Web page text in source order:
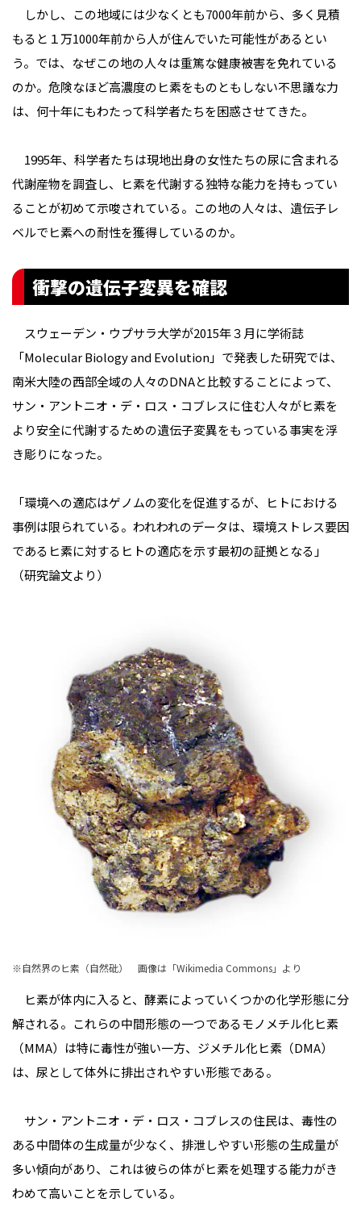
しかし、この地域には少なくとも7000年前から、多く見積
もると１万1000年前から人が住んでいた可能性があるとい
う。では、なぜこの地の人々は重篤な健康被害を免れている
のか。危険なほど高濃度のヒ素をものともしない不思議な力
は、何十年にもわたって科学者たちを困惑させてきた。
1995年、科学者たちは現地出身の女性たちの尿に含まれる
代謝産物を調査し、ヒ素を代謝する独特な能力を持もってい
ることが初めて示唆されている。この地の人々は、遺伝子レ
ベルでヒ素への耐性を獲得しているのか。
衝撃の遺伝子変異を確認
スウェーデン・ウプサラ大学が2015年３月に学術誌
「Molecular Biology and Evolution」で発表した研究では、
南米大陸の西部全域の人々のDNAと比較することによって、
サン・アントニオ・デ・ロス・コブレスに住む人々がヒ素を
より安全に代謝するための遺伝子変異をもっている事実を浮
き彫りになった。
「環境への適応はゲノムの変化を促進するが、ヒトにおける
事例は限られている。われわれのデータは、環境ストレス要因
であるヒ素に対するヒトの適応を示す最初の証拠となる」
（研究論文より）
※自然界のヒ素（自然砒） 画像は「Wikimedia Commons」より
ヒ素が体内に入ると、酵素によっていくつかの化学形態に分
解される。これらの中間形態の一つであるモノメチル化ヒ素
（MMA）は特に毒性が強い一方、ジメチル化ヒ素（DMA）
は、尿として体外に排出されやすい形態である。
サン・アントニオ・デ・ロス・コブレスの住民は、毒性の
ある中間体の生成量が少なく、排泄しやすい形態の生成量が
多い傾向があり、これは彼らの体がヒ素を処理する能力がき
わめて高いことを示している。